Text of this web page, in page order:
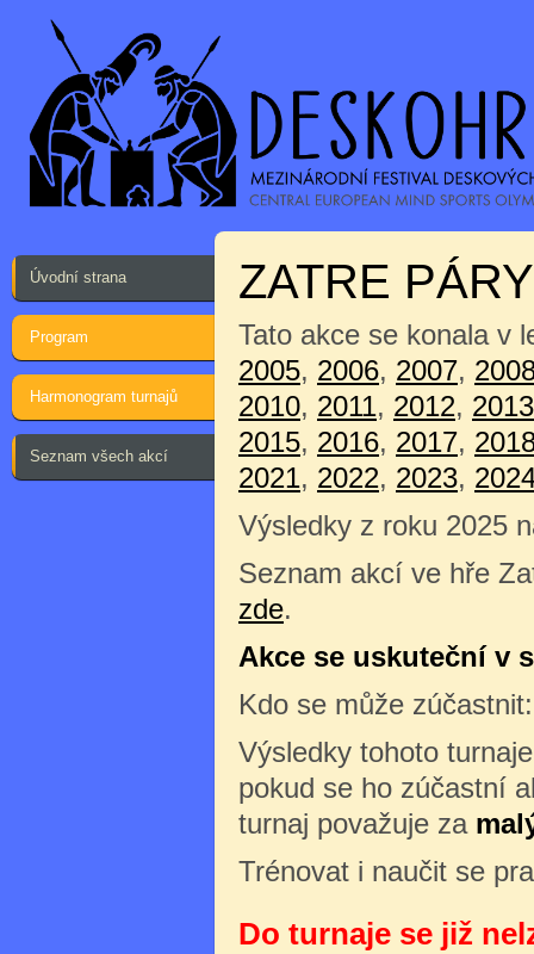
Úvodní strana
Program
Harmonogram turnajů
Seznam všech akcí
ZATRE PÁRY
Tato akce se konala v
2005, 2006, 2007,
2010, 2011, 2012, 2013
2015, 2016, 2017,
2021, 2022, 2023,
Výsledky z roku 2025
Seznam akcí ve hře
zde.
Akce se uskuteční v
Kdo se může
Výsledky tohoto
pokud se ho zúčastní
turnaj považuje za
Trénovat i naučit se
Do turnaje se již